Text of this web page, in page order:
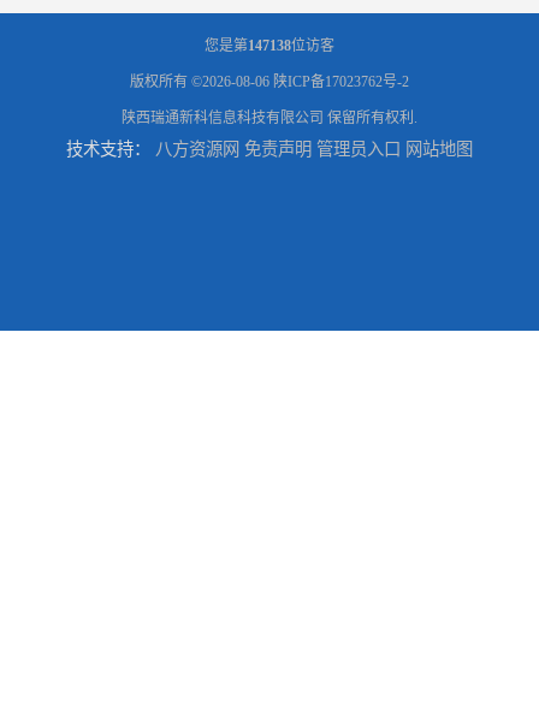
您是第147138位访客
版权所有 ©2026-08-06 陕ICP备17023762号-2
陕西瑞通新科信息科技有限公司 保留所有权利.
技术支持： 八方资源网 免责声明 管理员入口 网站地图